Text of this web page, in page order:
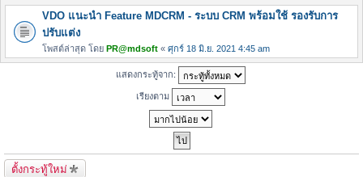
VDO แนะนำ Feature MDCRM - ระบบ CRM พร้อมใช้ รองรับการ
ปรับแต่ง
โพสต์ล่าสุด โดย PR@mdsoft « ศุกร์ 18 มิ.ย. 2021 4:45 am
แสดงกระทู้จาก:
เรียงตาม
ตั้งกระทู้ใหม่